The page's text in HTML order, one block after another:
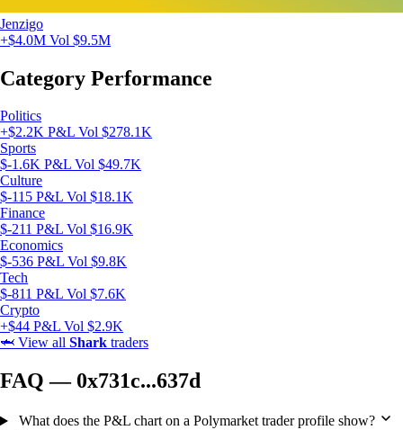
Jenzigo
+$4.0M Vol $9.5M
Category Performance
Politics
+$2.2K P&L Vol $278.1K
Sports
$-1.6K P&L Vol $49.7K
Culture
$-115 P&L Vol $18.1K
Finance
$-211 P&L Vol $16.9K
Economics
$-536 P&L Vol $9.8K
Tech
$-811 P&L Vol $7.6K
Crypto
+$44 P&L Vol $2.9K
🦈 View all Shark traders
FAQ — 0x731c...637d
What does the P&L chart on a Polymarket trader profile show?